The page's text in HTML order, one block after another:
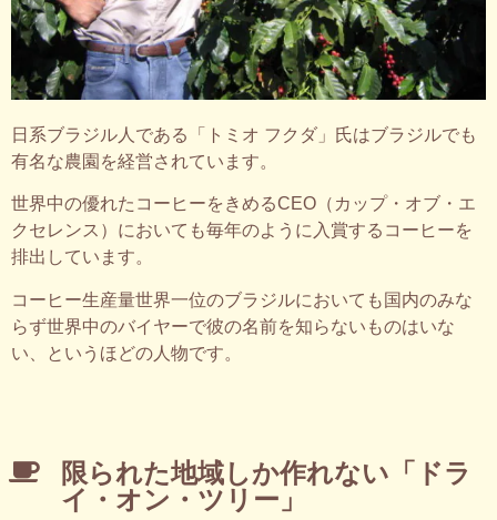
日系ブラジル人である「トミオ フクダ」氏はブラジルでも
有名な農園を経営されています。
世界中の優れたコーヒーをきめるCEO（カップ・オブ・エ
クセレンス）においても毎年のように入賞するコーヒーを
排出しています。
コーヒー生産量世界一位のブラジルにおいても国内のみな
らず世界中のバイヤーで彼の名前を知らないものはいな
い、というほどの人物です。
限られた地域しか作れない「ドラ
イ・オン・ツリー」